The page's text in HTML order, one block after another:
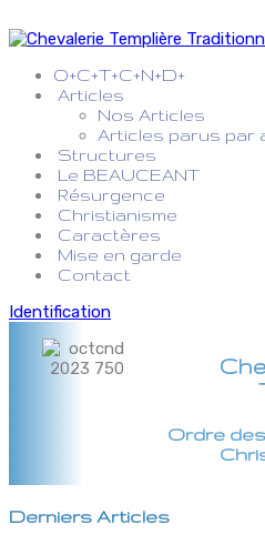
O+C+T+C+N+D+
Articles
Nos Articles
Articles parus par
Structures
Le BEAUCEANT
Résurgence
Christianisme
Caractères
Mise en garde
Contact
Identification
Ordre
Derniers Articles